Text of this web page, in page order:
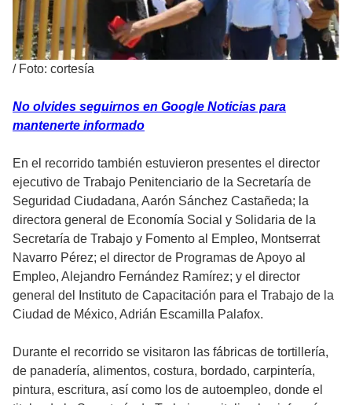
/ Foto: cortesía
No olvides seguirnos en Google Noticias para
mantenerte informado
En el recorrido también estuvieron presentes el director
ejecutivo de Trabajo Penitenciario de la Secretaría de
Seguridad Ciudadana, Aarón Sánchez Castañeda; la
directora general de Economía Social y Solidaria de la
Secretaría de Trabajo y Fomento al Empleo, Montserrat
Navarro Pérez; el director de Programas de Apoyo al
Empleo, Alejandro Fernández Ramírez; y el director
general del Instituto de Capacitación para el Trabajo de la
Ciudad de México, Adrián Escamilla Palafox.
Durante el recorrido se visitaron las fábricas de tortillería,
de panadería, alimentos, costura, bordado, carpintería,
pintura, escritura, así como los de autoempleo, donde el